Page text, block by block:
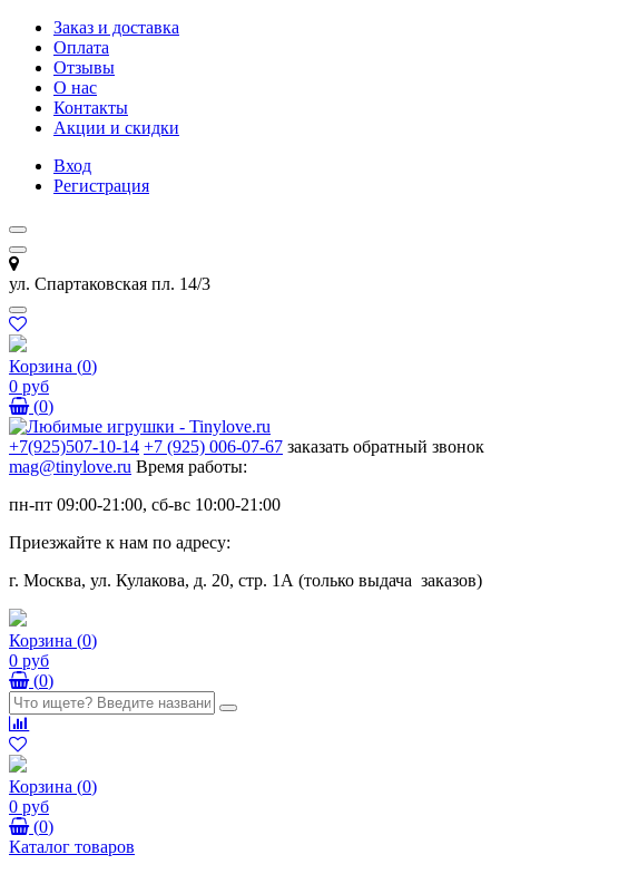
Заказ и доставка
Оплата
Отзывы
О нас
Контакты
Акции и скидки
Вход
Регистрация
ул. Спартаковская пл. 14/3
Корзина (0)
0 руб
(0)
+7(925)507-10-14 +7 (925) 006-07-67 заказать обратный звонок
mag@tinylove.ru Время работы:
пн-пт 09:00-21:00, сб-вс 10:00-21:00
Приезжайте к нам по адресу:
г. Москва, ул. Кулакова, д. 20, стр. 1А (только выдача заказов)
Корзина (0)
0 руб
(0)
Корзина (0)
0 руб
(0)
Каталог товаров